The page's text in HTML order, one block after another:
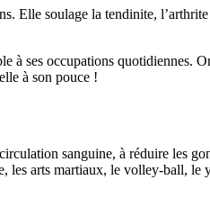
Elle soulage la tendinite,
à ses occupations quotidiennes.
à son pouce !
sanguine, à réduire les
les arts martiaux, le volley-ball,